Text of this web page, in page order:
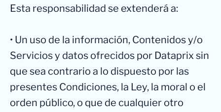
Esta responsabilidad se extenderá a:
• Un uso de la información, Contenidos y/o
Servicios y datos ofrecidos por Dataprix sin
que sea contrario a lo dispuesto por las
presentes Condiciones, la Ley, la moral o el
orden público, o que de cualquier otro